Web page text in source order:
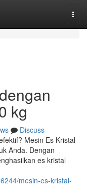
kg
Discuss
Mesin Es Kristal
Anda. Dengan
es kristal
mesin-es-kristal-